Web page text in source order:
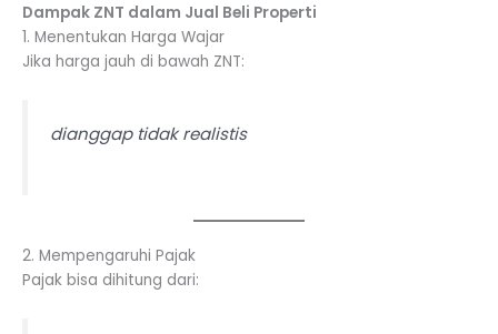
Dampak ZNT dalam Jual Beli Properti
1. Menentukan Harga Wajar
Jika harga jauh di bawah ZNT:
dianggap tidak realistis
2. Mempengaruhi Pajak
Pajak bisa dihitung dari: